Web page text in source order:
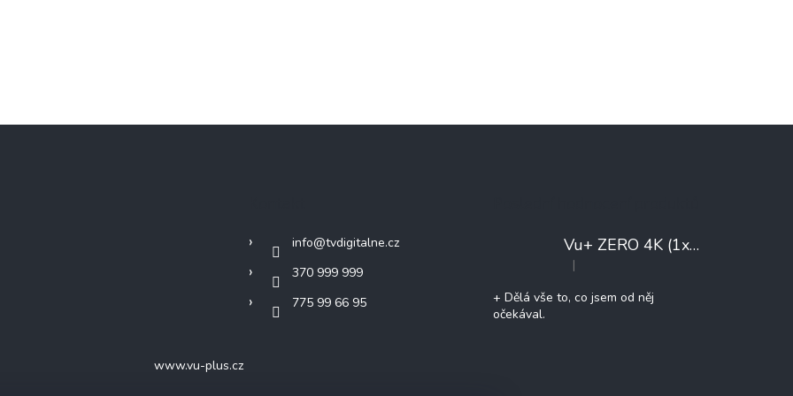
info@tvdigitalne.cz
370 999 999
775 99 66 95
Vu+ ZERO 4K (1x DVB-T2/C)
Hodnocení produktu je 5 z 5 hvězdiček.
|
+ Dělá vše to, co jsem od něj
očekával.
www.vu-plus.cz